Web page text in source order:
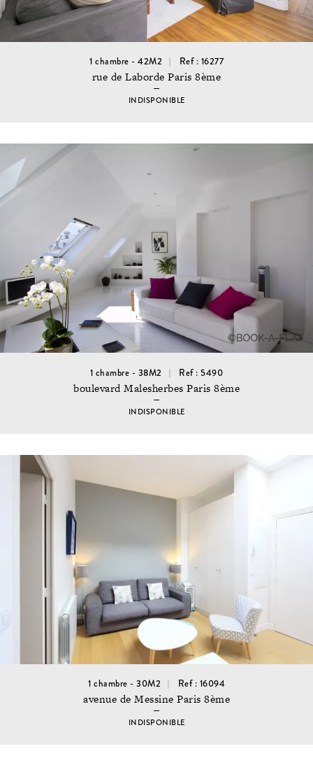
1 chambre - 42M2 Ref : 16277
rue de Laborde Paris 8ème
INDISPONIBLE
1 chambre - 38M2 Ref : 5490
boulevard Malesherbes Paris 8ème
INDISPONIBLE
1 chambre - 30M2 Ref : 16094
avenue de Messine Paris 8ème
INDISPONIBLE